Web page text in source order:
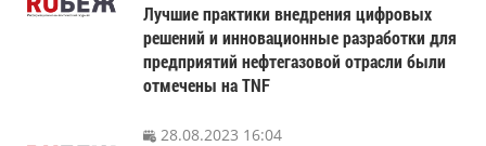
Лучшие практики внедрения цифровых
решений и инновационные разработки для
предприятий нефтегазовой отрасли были
отмечены на TNF
28.08.2023 16:04